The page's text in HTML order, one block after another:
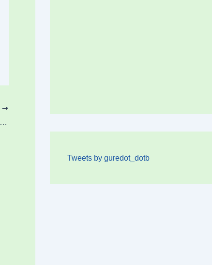
PPk Jesus Mari Pedrosa omendu du Durangon, duela 26 urte erail zutela gogoratzeko
Tweets by guredot_dotb